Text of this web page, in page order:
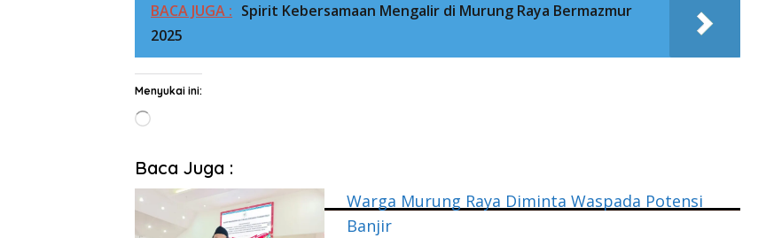
BACA JUGA : Spirit Kebersamaan Mengalir di Murung Raya Bermazmur
2025
Menyukai ini:
Memuat...
Baca Juga :
Warga Murung Raya Diminta Waspada Potensi
Banjir